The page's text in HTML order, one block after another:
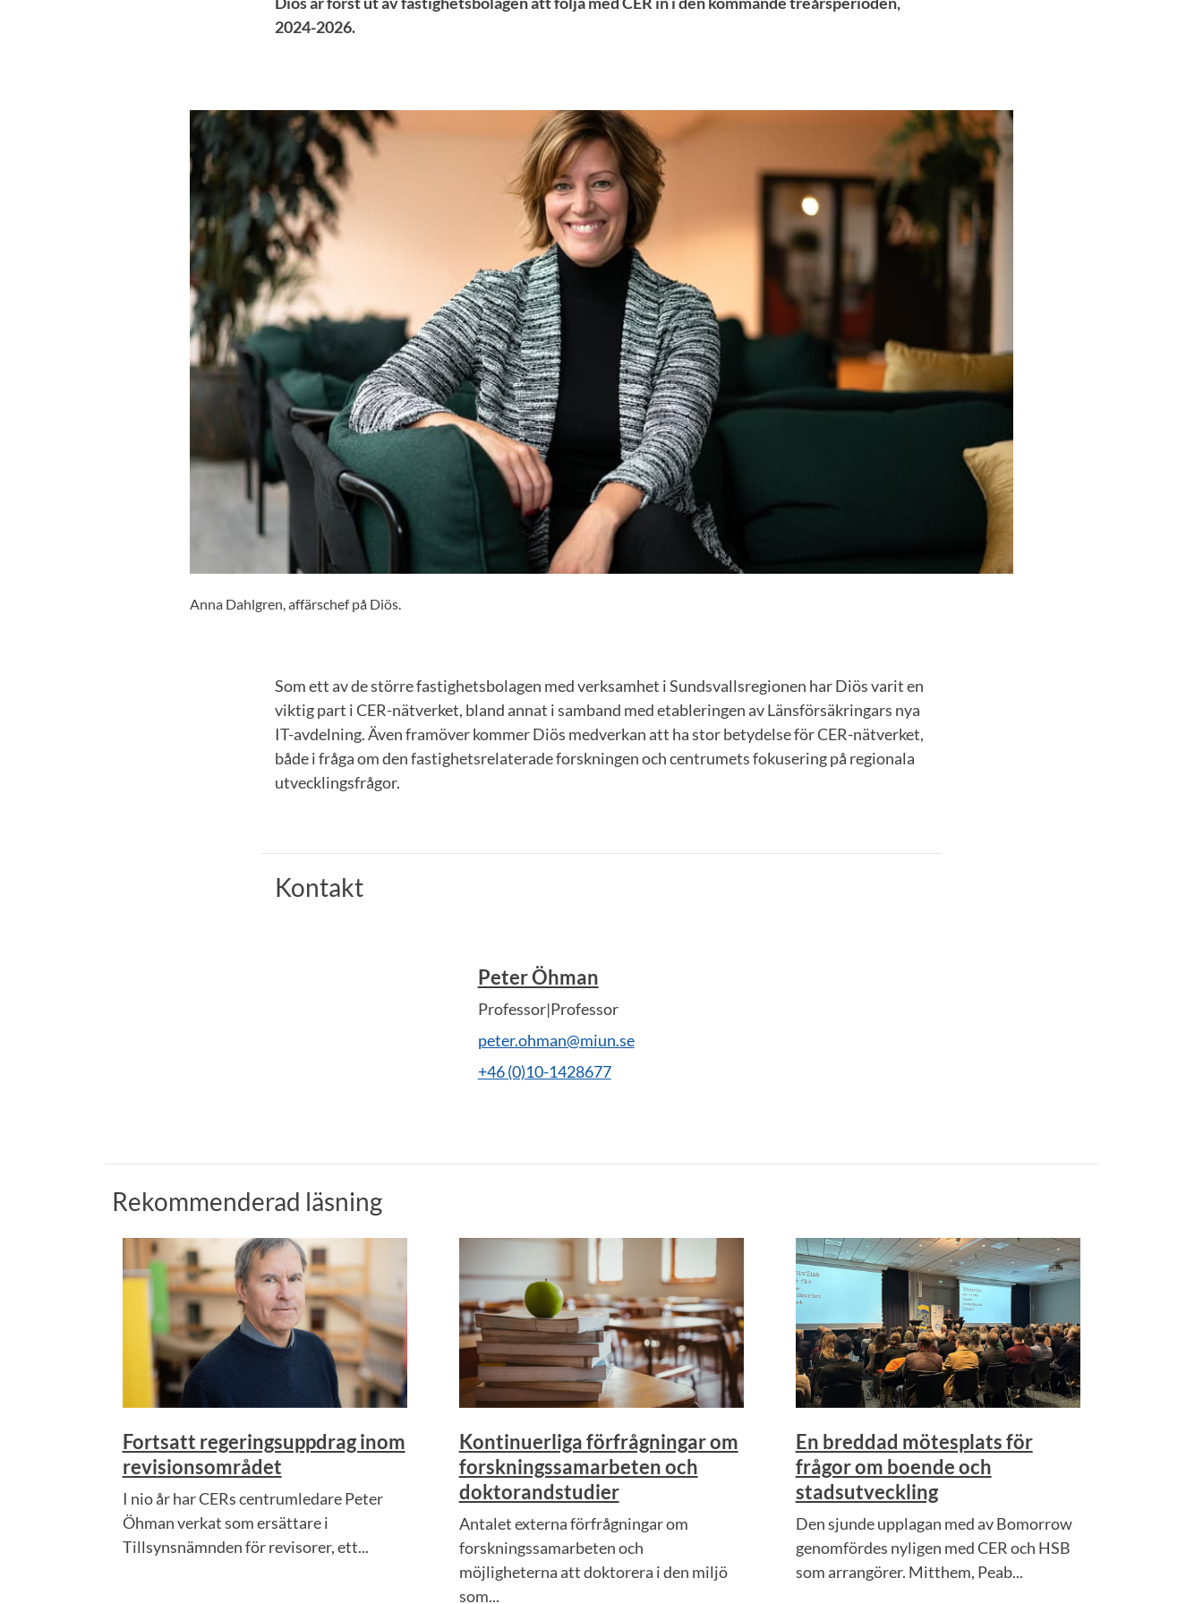
2024-2026.
Anna Dahlgren, affärschef på Diös.
Som ett av de större fastighetsbolagen med verksamhet i Sundsvallsregionen har Diös varit en
viktig part i CER-nätverket, bland annat i samband med etableringen av Länsförsäkringars nya
IT-avdelning. Även framöver kommer Diös medverkan att ha stor betydelse för CER-nätverket,
både i fråga om den fastighetsrelaterade forskningen och centrumets fokusering på regionala
utvecklingsfrågor.
Kontakt
Peter Öhman
Professor|Professor
peter.ohman@miun.se
+46 (0)10-1428677
Rekommenderad läsning
Fortsatt regeringsuppdrag inom
revisionsområdet
I nio år har CERs centrumledare Peter
Öhman verkat som ersättare i
Tillsynsnämnden för revisorer, ett...
Kontinuerliga förfrågningar om
forskningssamarbeten och
doktorandstudier
Antalet externa förfrågningar om
forskningssamarbeten och
möjligheterna att doktorera i den miljö
som...
En breddad mötesplats för
frågor om boende och
stadsutveckling
Den sjunde upplagan med av Bomorrow
genomfördes nyligen med CER och HSB
som arrangörer. Mitthem, Peab...